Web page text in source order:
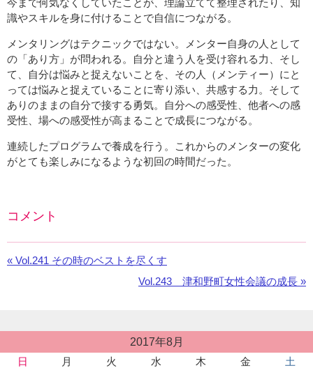
識やスキルを身に付けることで自信につながる。
メンタリングはテクニックではない。メンター自身の人として
の「あり方」が問われる。自分と違う人を受け容れる力、そし
て、自分は悩みと捉えないことを、その人（メンティー）にと
っては悩みと捉えていることに寄り添い、共感する力。そして
ありのままの自分で接する勇気。自分への感受性、他者への感
受性、場への感受性が高まることで成長につながる。
連続したプログラムで養成を行う。これからのメンターの変化
がとても楽しみになるような初回の時間だった。
コメント
コ
用
« 前
Vol.241 その時のベストを尽くす
次
ら
せ：
Vol.243 津和野町女性会議の成長 »
稿
2017年8月
日
月 火 水 木 金
土